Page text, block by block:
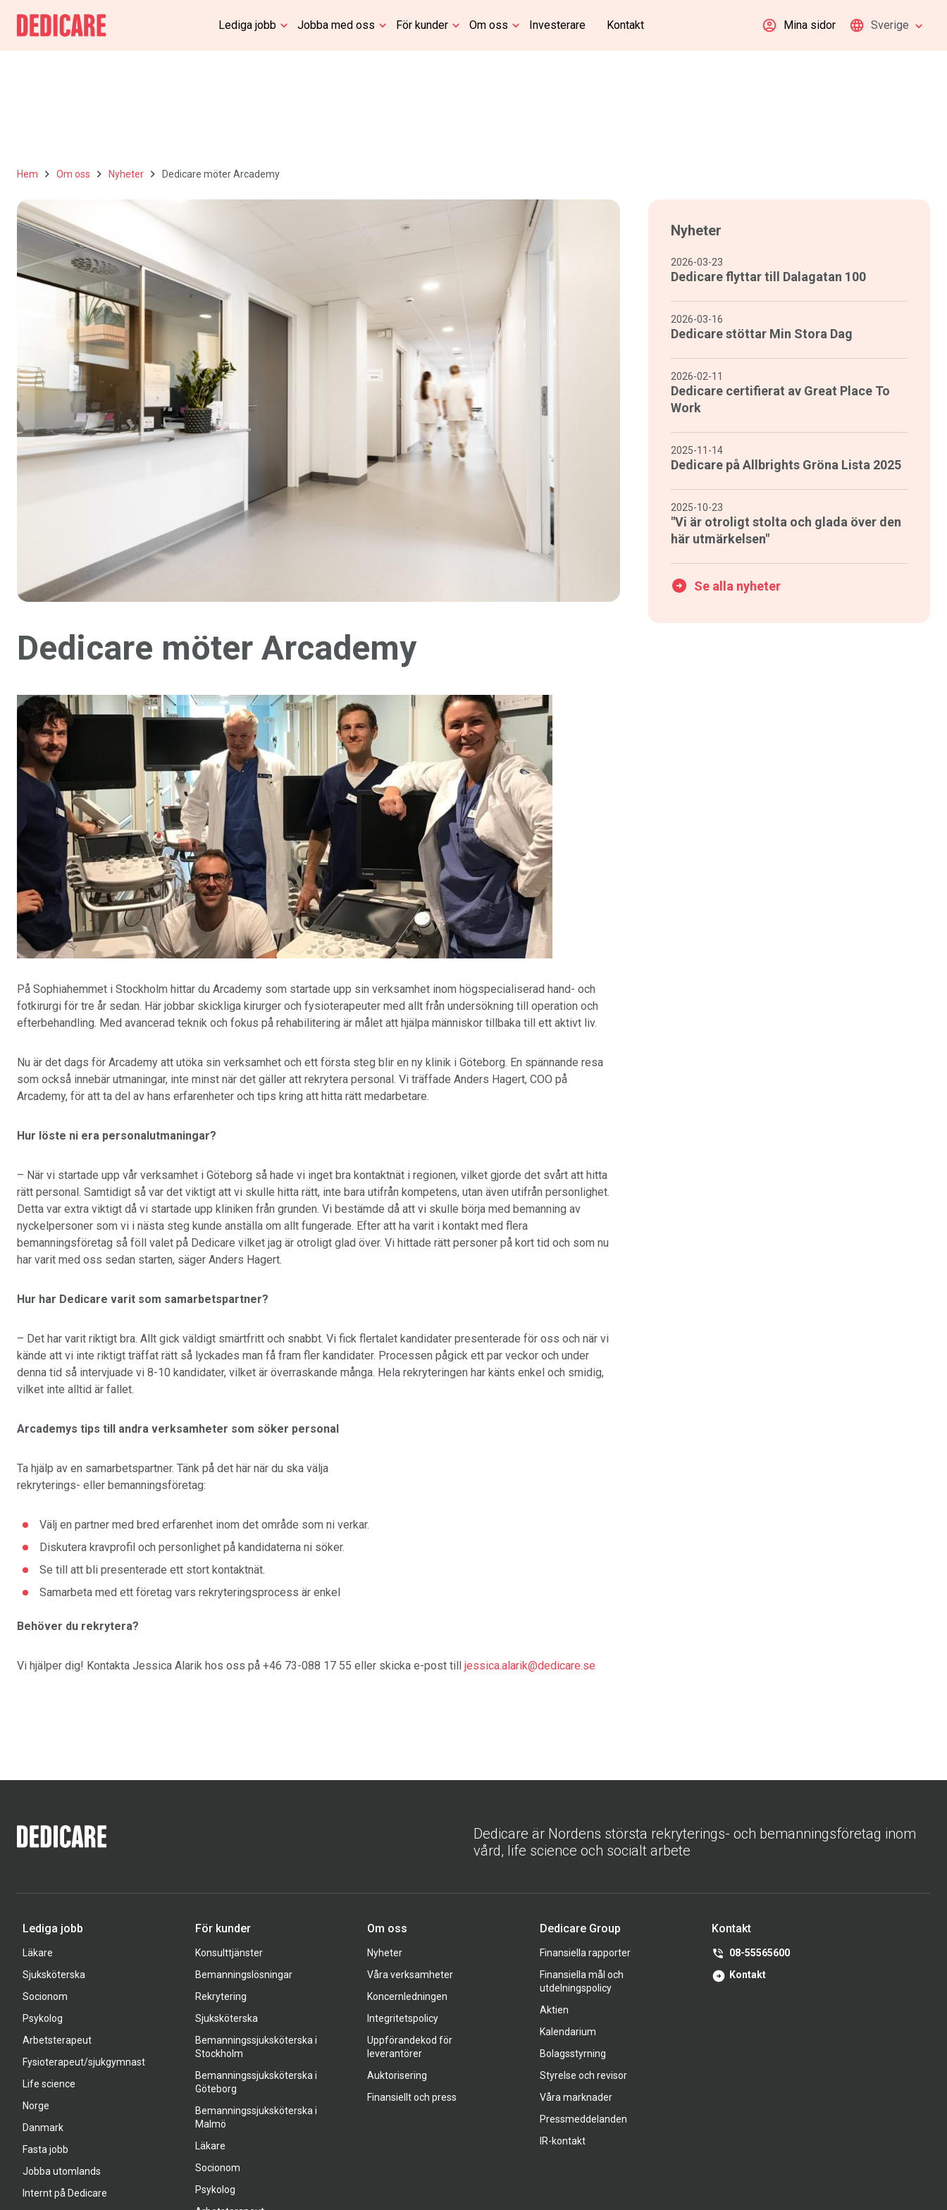
Lediga jobb Jobba med oss För kunder Om oss Investerare Kontakt Mina sidor Sverige
Hem Om oss Nyheter Dedicare möter Arcademy
Dedicare möter Arcademy
På Sophiahemmet i Stockholm hittar du Arcademy som startade upp sin verksamhet inom högspecialiserad hand- och
fotkirurgi för tre år sedan. Här jobbar skickliga kirurger och fysioterapeuter med allt från undersökning till operation och
efterbehandling. Med avancerad teknik och fokus på rehabilitering är målet att hjälpa människor tillbaka till ett aktivt liv.
Nu är det dags för Arcademy att utöka sin verksamhet och ett första steg blir en ny klinik i Göteborg. En spännande resa
som också innebär utmaningar, inte minst när det gäller att rekrytera personal. Vi träffade Anders Hagert, COO på
Arcademy, för att ta del av hans erfarenheter och tips kring att hitta rätt medarbetare.
Hur löste ni era personalutmaningar?
– När vi startade upp vår verksamhet i Göteborg så hade vi inget bra kontaktnät i regionen, vilket gjorde det svårt att hitta
rätt personal. Samtidigt så var det viktigt att vi skulle hitta rätt, inte bara utifrån kompetens, utan även utifrån personlighet.
Detta var extra viktigt då vi startade upp kliniken från grunden. Vi bestämde då att vi skulle börja med bemanning av
nyckelpersoner som vi i nästa steg kunde anställa om allt fungerade. Efter att ha varit i kontakt med flera
bemanningsföretag så föll valet på Dedicare vilket jag är otroligt glad över. Vi hittade rätt personer på kort tid och som nu
har varit med oss sedan starten, säger Anders Hagert.
Hur har Dedicare varit som samarbetspartner?
– Det har varit riktigt bra. Allt gick väldigt smärtfritt och snabbt. Vi fick flertalet kandidater presenterade för oss och när vi
kände att vi inte riktigt träffat rätt så lyckades man få fram fler kandidater. Processen pågick ett par veckor och under
denna tid så intervjuade vi 8-10 kandidater, vilket är överraskande många. Hela rekryteringen har känts enkel och smidig,
vilket inte alltid är fallet.
Arcademys tips till andra verksamheter som söker personal
Ta hjälp av en samarbetspartner. Tänk på det här när du ska välja
rekryterings- eller bemanningsföretag:
Välj en partner med bred erfarenhet inom det område som ni verkar.
Diskutera kravprofil och personlighet på kandidaterna ni söker.
Se till att bli presenterade ett stort kontaktnät.
Samarbeta med ett företag vars rekryteringsprocess är enkel
Behöver du rekrytera?
Vi hjälper dig! Kontakta Jessica Alarik hos oss på +46 73-088 17 55 eller skicka e-post till jessica.alarik@dedicare.se
Nyheter
2026-03-23
Dedicare flyttar till Dalagatan 100
2026-03-16
Dedicare stöttar Min Stora Dag
2026-02-11
Dedicare certifierat av Great Place To
Work
2025-11-14
Dedicare på Allbrights Gröna Lista 2025
2025-10-23
"Vi är otroligt stolta och glada över den
här utmärkelsen"
Se alla nyheter
Dedicare är Nordens största rekryterings- och bemanningsföretag inom
vård, life science och socialt arbete
Lediga jobb
Läkare
Sjuksköterska
Socionom
Psykolog
Arbetsterapeut
Fysioterapeut/sjukgymnast
Life science
Norge
Danmark
Fasta jobb
Jobba utomlands
Internt på Dedicare
För kunder
Konsulttjänster
Bemanningslösningar
Rekrytering
Sjuksköterska
Bemanningssjuksköterska i
Stockholm
Bemanningssjuksköterska i
Göteborg
Bemanningssjuksköterska i
Malmö
Läkare
Socionom
Psykolog
Om oss
Nyheter
Våra verksamheter
Koncernledningen
Integritetspolicy
Uppförandekod för
leverantörer
Auktorisering
Finansiellt och press
Dedicare Group
Finansiella rapporter
Finansiella mål och
utdelningspolicy
Aktien
Kalendarium
Bolagsstyrning
Styrelse och revisor
Våra marknader
Pressmeddelanden
IR-kontakt
Kontakt
08-55565600
Kontakt